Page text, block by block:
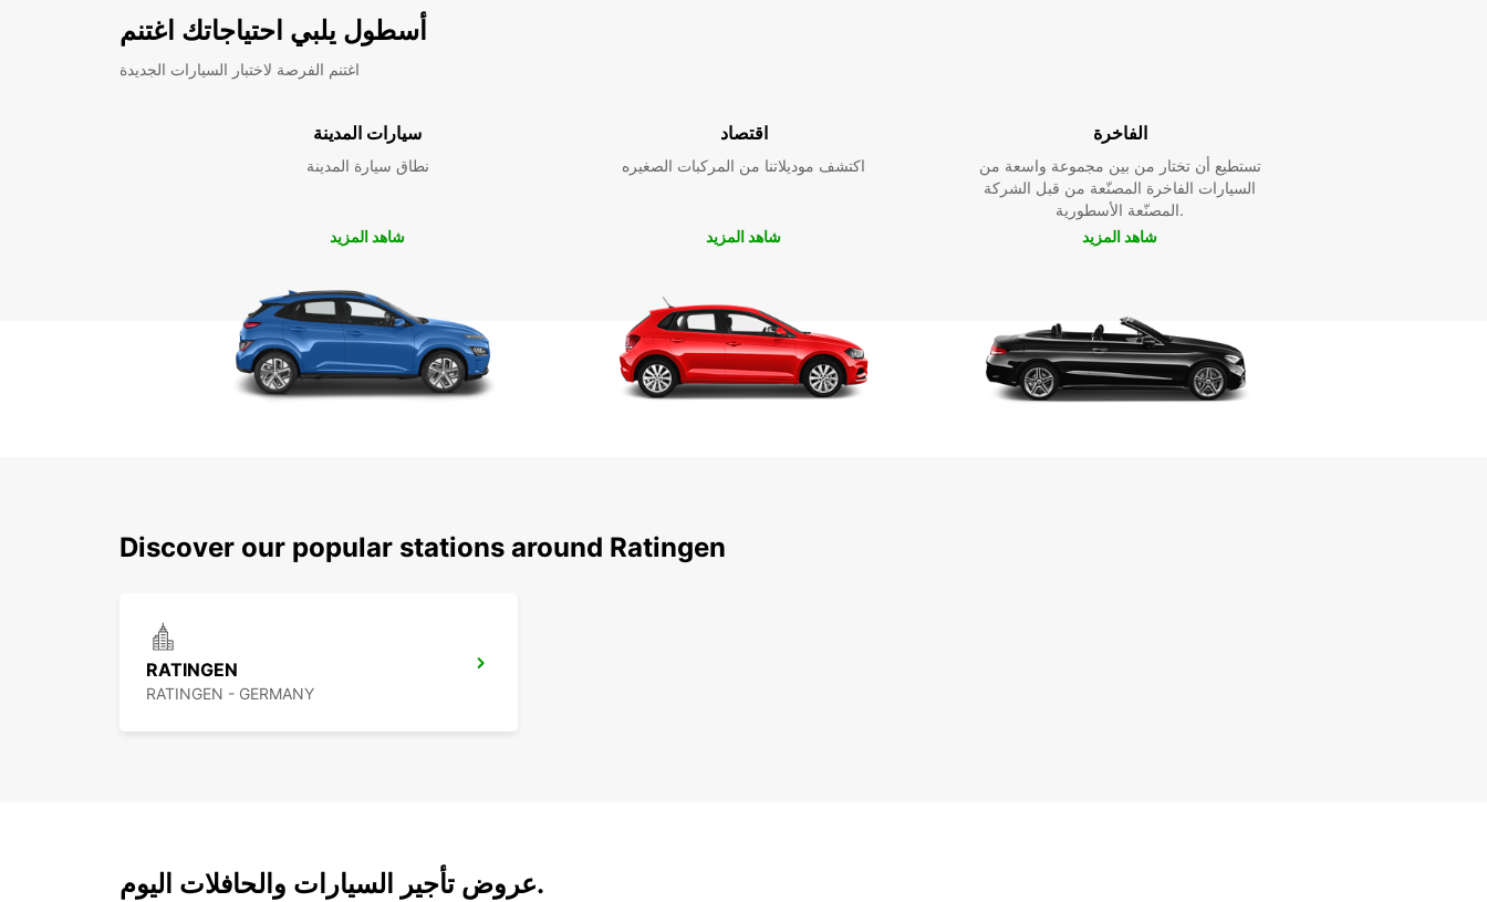
أسطول يلبي احتياجاتك اغتنم
اغتنم الفرصة لاختبار السيارات الجديدة
سيارات المدينة
نطاق سيارة المدينة
شاهد المزيد
اقتصاد
اكتشف موديلاتنا من المركبات الصغيره
شاهد المزيد
الفاخرة
تستطيع أن تختار من بين مجموعة واسعة من
السيارات الفاخرة المصنّعة من قبل الشركة
المصنّعة الأسطورية.
شاهد المزيد
Discover our popular stations around Ratingen
RATINGEN
RATINGEN - GERMANY
عروض تأجير السيارات والحافلات اليوم.